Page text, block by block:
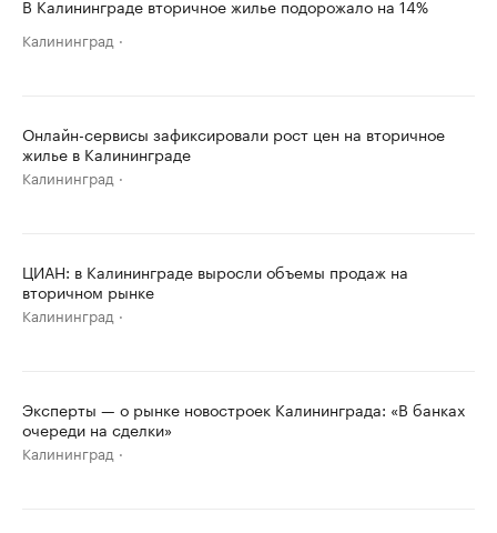
В Калининграде вторичное жилье подорожало на 14%
Калининград
Онлайн-сервисы зафиксировали рост цен на вторичное
жилье в Калининграде
Калининград
ЦИАН: в Калининграде выросли объемы продаж на
вторичном рынке
Калининград
Эксперты — о рынке новостроек Калининграда: «В банках
очереди на сделки»
Калининград